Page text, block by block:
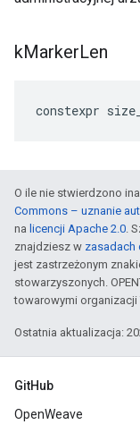
kMarkerLen
constexpr
O ile nie stwierdzono
Commons – uznanie
na licencji Apache 2.0.
znajdziesz w zasadach
jest zastrzeżonym
stowarzyszonych.
towarowymi organizacji
Ostatnia aktualizacja:
GitHub
OpenWeave